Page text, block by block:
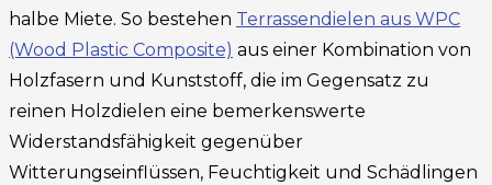
halbe Miete. So bestehen Terrassendielen aus WPC
(Wood Plastic Composite) aus einer Kombination von
Holzfasern und Kunststoff, die im Gegensatz zu
reinen Holzdielen eine bemerkenswerte
Widerstandsfähigkeit gegenüber
Witterungseinflüssen, Feuchtigkeit und Schädlingen